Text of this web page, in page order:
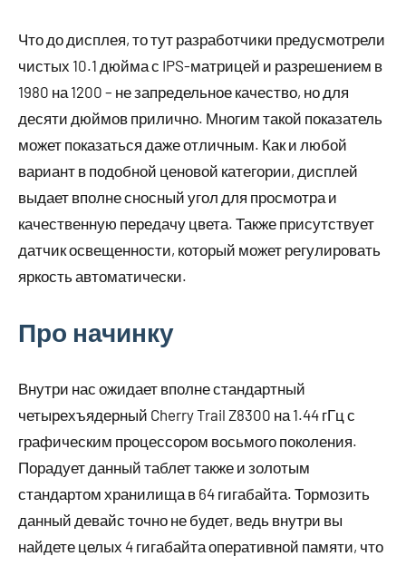
Что до дисплея, то тут разработчики предусмотрели
чистых 10.1 дюйма с IPS-матрицей и разрешением в
1980 на 1200 – не запредельное качество, но для
десяти дюймов прилично. Многим такой показатель
может показаться даже отличным. Как и любой
вариант в подобной ценовой категории, дисплей
выдает вполне сносный угол для просмотра и
качественную передачу цвета. Также присутствует
датчик освещенности, который может регулировать
яркость автоматически.
Про начинку
Внутри нас ожидает вполне стандартный
четырехъядерный Cherry Trail Z8300 на 1.44 гГц с
графическим процессором восьмого поколения.
Порадует данный таблет также и золотым
стандартом хранилища в 64 гигабайта. Тормозить
данный девайс точно не будет, ведь внутри вы
найдете целых 4 гигабайта оперативной памяти, что